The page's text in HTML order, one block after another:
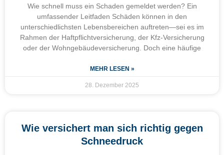
Wie schnell muss ein Schaden gemeldet werden? Ein
umfassender Leitfaden Schäden können in den
unterschiedlichsten Lebensbereichen auftreten—sei es im
Rahmen der Haftpflichtversicherung, der Kfz-Versicherung
oder der Wohngebäudeversicherung. Doch eine häufige
MEHR LESEN »
28. Dezember 2025
Wie versichert man sich richtig gegen
Schneedruck